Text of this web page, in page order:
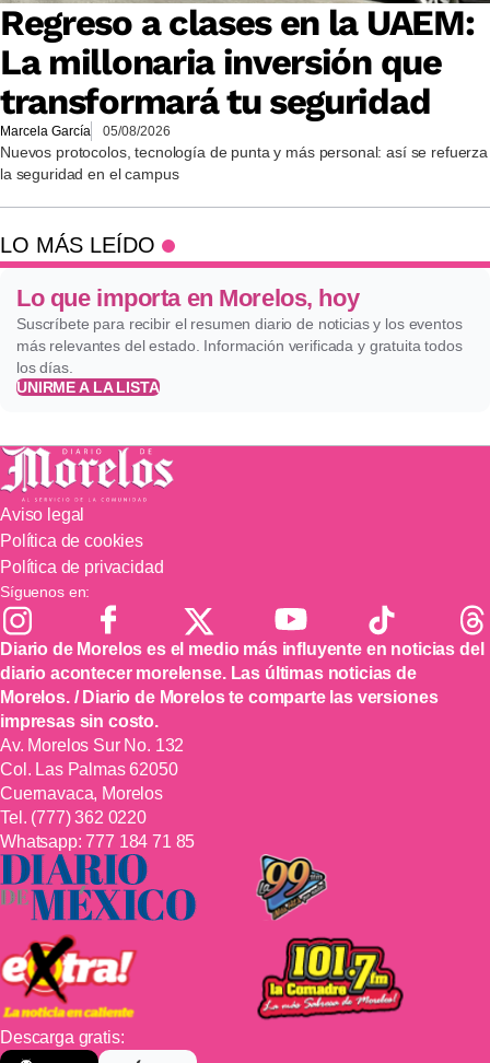
Regreso a clases en la UAEM:
La millonaria inversión que
transformará tu seguridad
Marcela García 05/08/2026
Nuevos protocolos, tecnología de punta y más personal: así se refuerza
la seguridad en el campus
LO MÁS LEÍDO
Lo que importa en Morelos, hoy
Suscríbete para recibir el resumen diario de noticias y los eventos
más relevantes del estado. Información verificada y gratuita todos
los días.
UNIRME A LA LISTA
Aviso legal
Política de cookies
Política de privacidad
Síguenos en:
Diario de Morelos es el medio más influyente en noticias del
diario acontecer morelense. Las últimas noticias de
Morelos. / Diario de Morelos te comparte las versiones
impresas sin costo.
Av. Morelos Sur No. 132
Col. Las Palmas 62050
Cuernavaca, Morelos
Tel. (777) 362 0220
Whatsapp:777 184 71 85
Descarga gratis: